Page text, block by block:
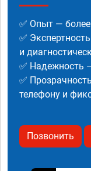
✅ Опыт —
✅
и
✅ Надежность
✅
телефону и
Позвонить